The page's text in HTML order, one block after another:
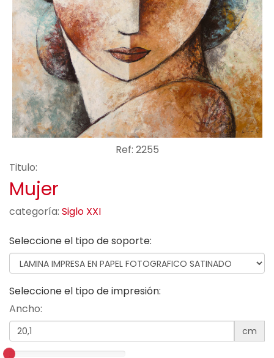
Ref: 2255
Titulo:
Mujer
categoría: Siglo XXI
Seleccione el tipo de soporte:
Seleccione el tipo de impresión:
Ancho:
cm